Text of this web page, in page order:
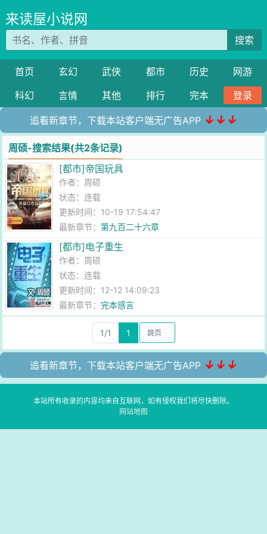
来读屋小说网
搜索
首页 玄幻 武侠 都市 历史
网游
科幻
言情 其他 排行 完本 登录
追看新章节，下载本站客户端无广告APP ↓↓↓
周硕-搜索结果(共2条记录)
[都市]帝国玩具
作者： 周硕
状态：连载
更新时间：10-19 17:54:47
最新章节：第九百二十六章
[都市]电子重生
作者： 周硕
状态：连载
更新时间：12-12 14:09:23
最新章节：完本感言
1/1 1
追看新章节，下载本站客户端无广告APP ↓↓↓
本站所有收录的内容均来自互联网，如有侵权我们将尽快删除。
网站地图